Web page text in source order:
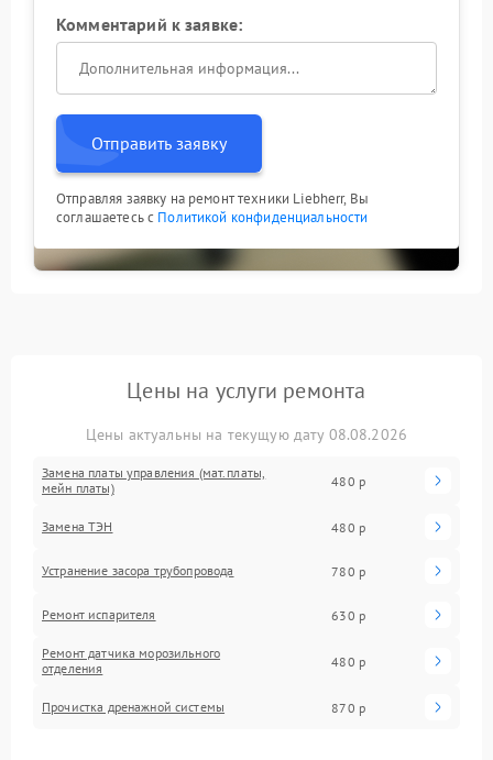
Комментарий к заявке:
Отправить заявку
Отправляя заявку на ремонт техники Liebherr, Вы
соглашаетесь с Политикой конфиденциальности
Цены на услуги ремонта
Цены актуальны на текущую дату 08.08.2026
Замена платы управления (мат.платы,
мейн платы)
480 р
Замена ТЭН 480 р
Устранение засора трубопровода 780 р
Ремонт испарителя 630 р
Ремонт датчика морозильного
отделения
480 р
Прочистка дренажной системы 870 р